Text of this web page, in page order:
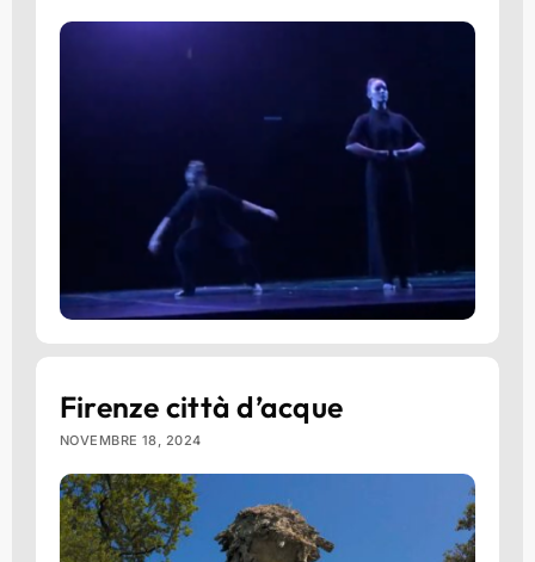
Firenze città d’acque
NOVEMBRE 18, 2024